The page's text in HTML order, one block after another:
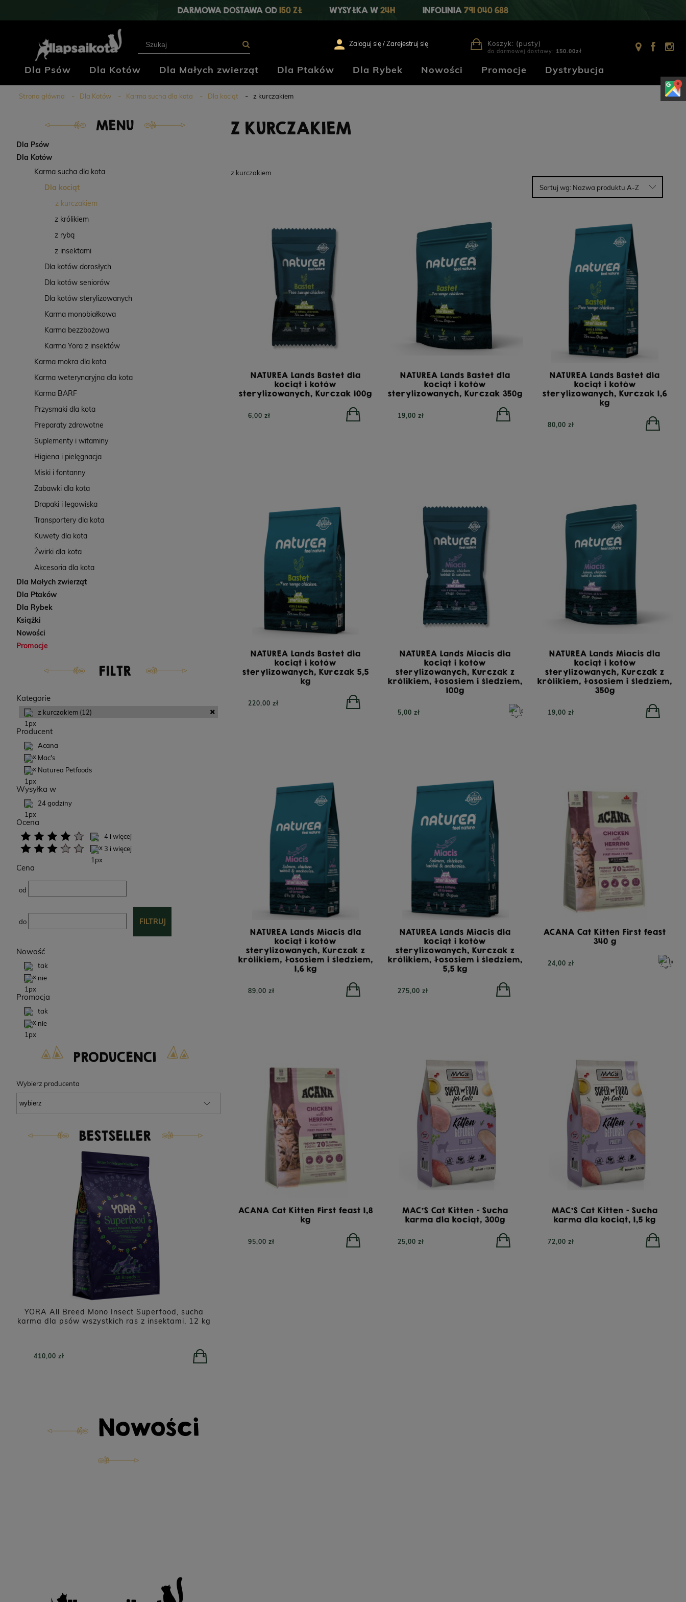
DARMOWA DOSTAWA OD 150 ZŁ WYSYŁKA W 24H INFOLINIA 791 040 688
Zaloguj się / Zarejestruj się Koszyk: (pusty)
do darmowej dostawy: 150.00zł
Dla Psów Dla Kotów Dla Małych zwierząt Dla Ptaków Dla Rybek Nowości Promocje
Dystrybucja
Klub Hodowców
Blog Kontakt
Strona główna Dla Kotów Karma sucha dla kota Dla kociąt z kurczakiem
MENU
Dla Psów
Dla Kotów
Karma sucha dla kota
Dla kociąt
z kurczakiem
z królikiem
z rybą
z insektami
Dla kotów dorosłych
Dla kotów seniorów
Dla kotów sterylizowanych
Karma monobiałkowa
Karma bezzbożowa
Karma Yora z insektów
Karma mokra dla kota
Karma weterynaryjna dla kota
Karma BARF
Przysmaki dla kota
Preparaty zdrowotne
Suplementy i witaminy
Higiena i pielęgnacja
Miski i fontanny
Zabawki dla kota
Drapaki i legowiska
Transportery dla kota
Kuwety dla kota
Żwirki dla kota
Akcesoria dla kota
Dla Małych zwierząt
Dla Ptaków
Dla Rybek
Książki
Nowości
Promocje
FILTR
Kategorie
z kurczakiem (12)
Producent
Acana
Mac's
Naturea Petfoods
Wysyłka w
24 godziny
Ocena
4 i więcej
3 i więcej
Cena
od
do FILTRUJ
Nowość
tak
nie
Promocja
tak
nie
PRODUCENCI
Wybierz producenta
BESTSELLER
NATUREA Naturals Agnus karma dla szczeniąt i
psów dorosłych, Jagnięcina 12 kg
279,00 zł
Nowości
Z KURCZAKIEM
z kurczakiem
Sortuj wg: Nazwa produktu A-Z
NATUREA Lands Bastet dla
kociąt i kotów
sterylizowanych, Kurczak 100g
6,00 zł
NATUREA Lands Bastet dla
kociąt i kotów
sterylizowanych, Kurczak 350g
19,00 zł
NATUREA Lands Bastet dla
kociąt i kotów
sterylizowanych, Kurczak 1,6
kg
80,00 zł
NATUREA Lands Bastet dla
kociąt i kotów
sterylizowanych, Kurczak 5,5
kg
220,00 zł
NATUREA Lands Miacis dla
kociąt i kotów
sterylizowanych, Kurczak z
królikiem, łososiem i śledziem,
100g
5,00 zł
NATUREA Lands Miacis dla
kociąt i kotów
sterylizowanych, Kurczak z
królikiem, łososiem i śledziem,
350g
19,00 zł
NATUREA Lands Miacis dla
kociąt i kotów
sterylizowanych, Kurczak z
królikiem, łososiem i śledziem,
1,6 kg
89,00 zł
NATUREA Lands Miacis dla
kociąt i kotów
sterylizowanych, Kurczak z
królikiem, łososiem i śledziem,
5,5 kg
275,00 zł
ACANA Cat Kitten First feast
340 g
24,00 zł
ACANA Cat Kitten First feast 1,8
kg
95,00 zł
MAC'S Cat Kitten - Sucha
karma dla kociąt, 300g
25,00 zł
MAC'S Cat Kitten - Sucha
karma dla kociąt, 1,5 kg
72,00 zł